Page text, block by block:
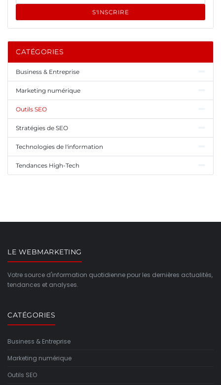
S'INSCRIRE
CATÉGORIES
Business & Entreprise
Marketing numérique
Outils SEO
Stratégies de SEO
Technologies de l'information
Tendances High-Tech
LE WEBMARKETING
Votre source d'information quotidienne pour les dernières actualités,
tendances et analyses.
CATÉGORIES
Business & Entreprise
Marketing numérique
Outils SEO